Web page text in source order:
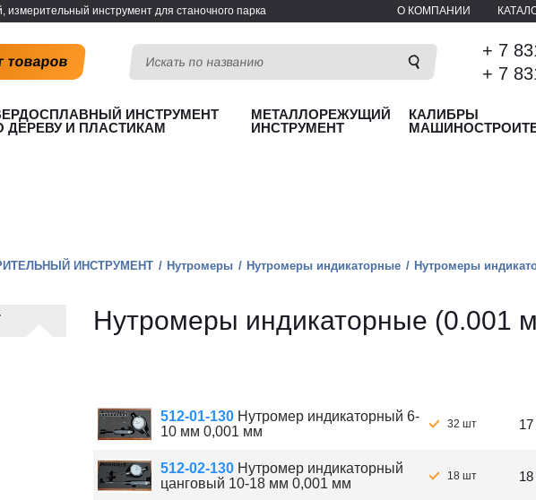
инструмент для станочного парка О КОМПАНИИ
товаров
+ 7
+ 7
ИНСТРУМЕНТ
ДЕРЕВУ И ПЛАСТИКАМ
МЕТАЛЛОРЕЖУЩИЙ
ИНСТРУМЕНТ
КАЛИБРЫ
ИНСТРУМЕНТ Нутромеры Нутромеры индикаторные Нутромеры
Нутромеры индикаторные (0.001
512-01-130 Нутромер индикаторный 6-
10 мм 0,001 мм
32 шт
512-02-130 Нутромер индикаторный
цанговый 10-18 мм 0,001 мм
18 шт